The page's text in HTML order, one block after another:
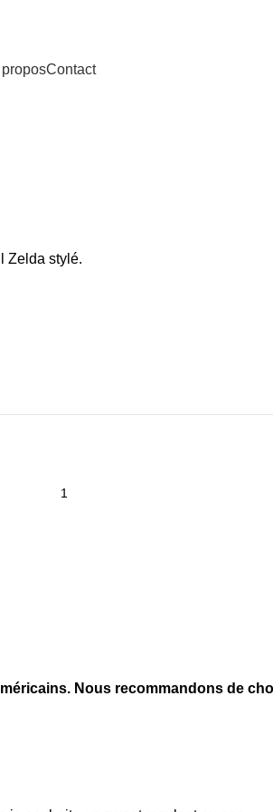
Contact
Zelda stylé.
Nous recommandons de